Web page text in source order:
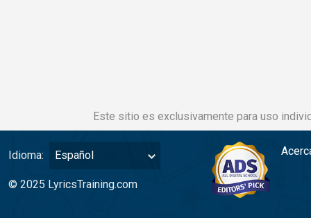
Este sitio es exclusivamente para uso
Idioma: Español
© 2025 LyricsTraining.com